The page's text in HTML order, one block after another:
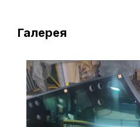
Галерея